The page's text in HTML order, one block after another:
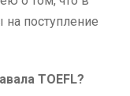
на поступление
TOEFL?